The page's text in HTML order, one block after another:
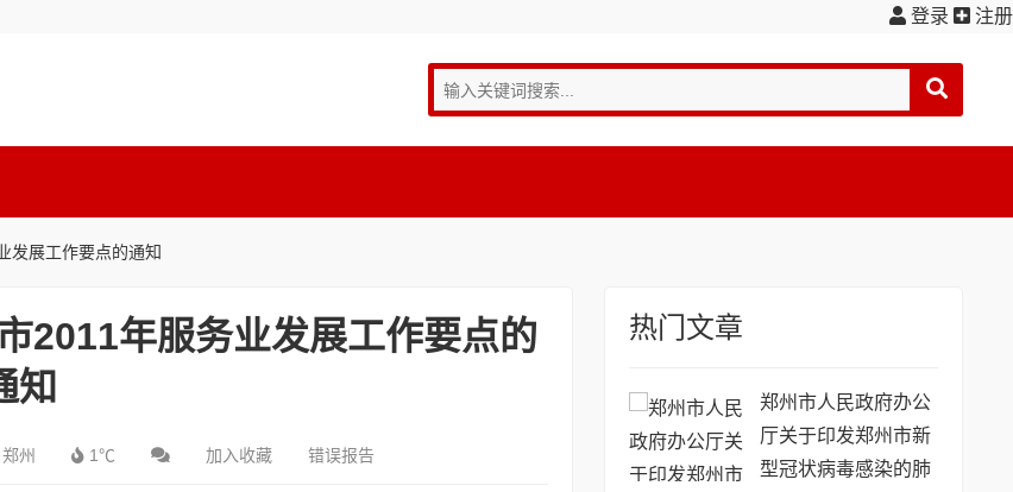
登录 注册
发展工作要点的通知
2011年服务业发展工作要点的
知
郑州 1℃ 加入收藏 错误报告
热门文章
郑州市人民政府办公
厅关于印发郑州市新
型冠状病毒感染的肺